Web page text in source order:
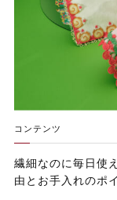
コンテンツ
繊細なのに毎日使
由とお手入れのポ